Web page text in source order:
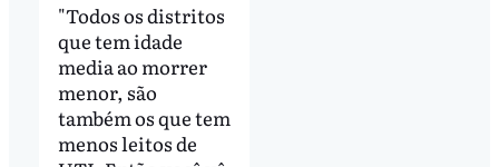
"Todos os distritos
que tem idade
media ao morrer
menor, são
também os que tem
menos leitos de